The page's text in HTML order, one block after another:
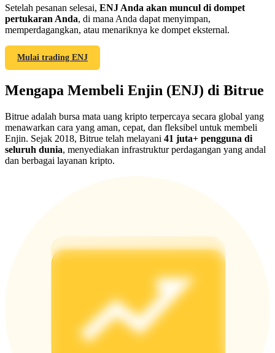
Undang teman untuk mendapatkan imbalan tunai
BTC Welcome Rewards
Deposit CASHCAT & Win
Share 500000 CASHCAT prize pool
Exclusive for BitMart Users
Setelah pesanan selesai, ENJ Anda akan muncul di dompet
pertukaran Anda, di mana Anda dapat menyimpan,
memperdagangkan, atau menariknya ke dompet eksternal.
Mulai trading ENJ
Mengapa Membeli Enjin (ENJ) di Bitrue
Bitrue adalah bursa mata uang kripto terpercaya secara global yang
menawarkan cara yang aman, cepat, dan fleksibel untuk membeli
Enjin. Sejak 2018, Bitrue telah melayani 41 juta+ pengguna di
seluruh dunia, menyediakan infrastruktur perdagangan yang andal
dan berbagai layanan kripto.